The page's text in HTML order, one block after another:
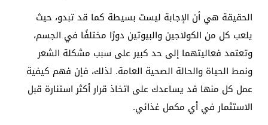
الحقيقة هي أن الإجابة ليست بسيطة كما قد تبدو، حيث
يلعب كل من الكولاجين والبيوتين دورًا مختلفًا في الجسم،
وتعتمد فعاليتهما إلى حد كبير على سبب مشكلة الشعر
ونمط الحياة والحالة الصحية العامة. لذلك، فإن فهم كيفية
عمل كل منها قد يساعدك على اتخاذ قرار أكثر استنارة قبل
الاستثمار في أي مكمل غذائي.